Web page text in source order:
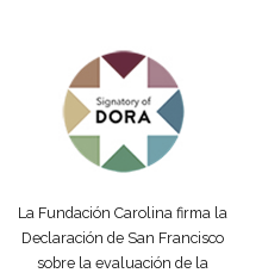
La Fundación Carolina firma la
Declaración de San Francisco
sobre la evaluación de la